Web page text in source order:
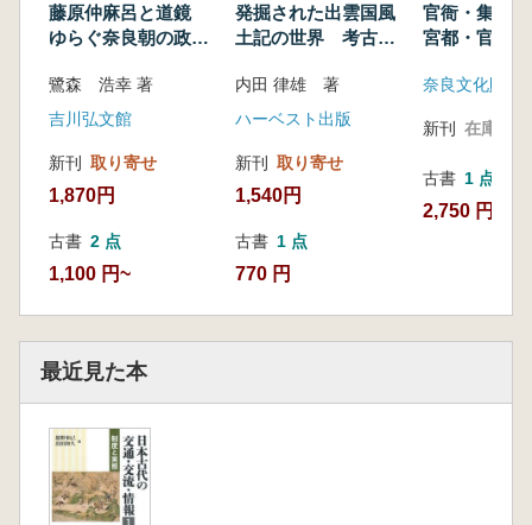
藤原仲麻呂と道鏡
ゆらぐ奈良朝の政治
鷺森 浩幸 著
吉川弘文館
新刊 取り寄せ
1,870円
古書 2 点
1,100 円~
発掘された出雲国風
土記の世界 考古学
雲
内田 律雄 著
ハーベスト出版
新刊 取り寄せ
1,540円
古書 1 点
770 円
官衙・集落
宮都・官衙
奈良文化財研
新刊 在庫なし
古書 1 点
2,750 円
最近見た本